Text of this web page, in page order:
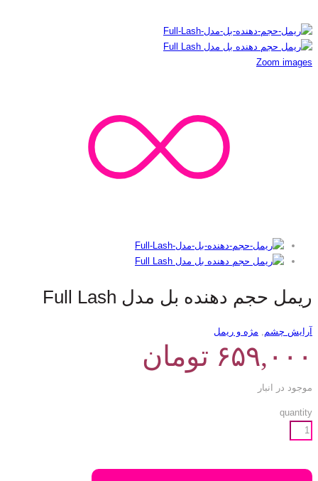
Zoom images
ریمل حجم دهنده بل مدل Full Lash
آرایش چشم, مژه و ریمل
۶۵۹,۰۰۰ تومان
موجود در انبار
quantity